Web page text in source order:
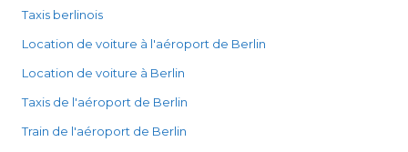
Taxis berlinois
Location de voiture à l'aéroport de Berlin
Location de voiture à Berlin
Taxis de l'aéroport de Berlin
Train de l'aéroport de Berlin